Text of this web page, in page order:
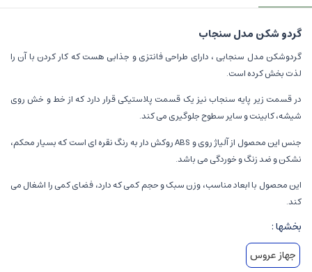
گردو شکن مدل سنجاب
گردوشکن مدل سنجابی ، دارای طراحی فانتزی و جذابی هست که کار کردن با آن را
لذت بخش کرده است.
در قسمت زیر پایه سنجاب نیز یک قسمت پلاستیکی قرار دارد که از خط و خش روی
شیشه، کابینت و سایر سطوح جلوگیری می کند.
جنس این محصول از آلیاژ روی و ABS روکش دار به رنگ نقره ای است که بسیار محکم،
نشکن و ضد زنگ و خوردگی می باشد.
این محصول با ابعاد مناسب، وزن سبک و حجم کمی که دارد، فضای کمی را اشغال می
کند.
بخشها :
جهاز عروس